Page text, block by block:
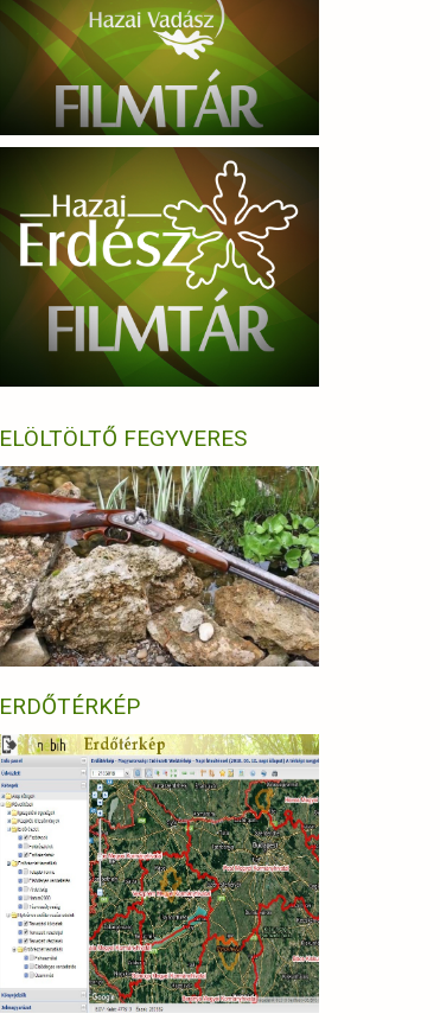
ELÖLTÖLTŐ FEGYVERES
ERDŐTÉRKÉP